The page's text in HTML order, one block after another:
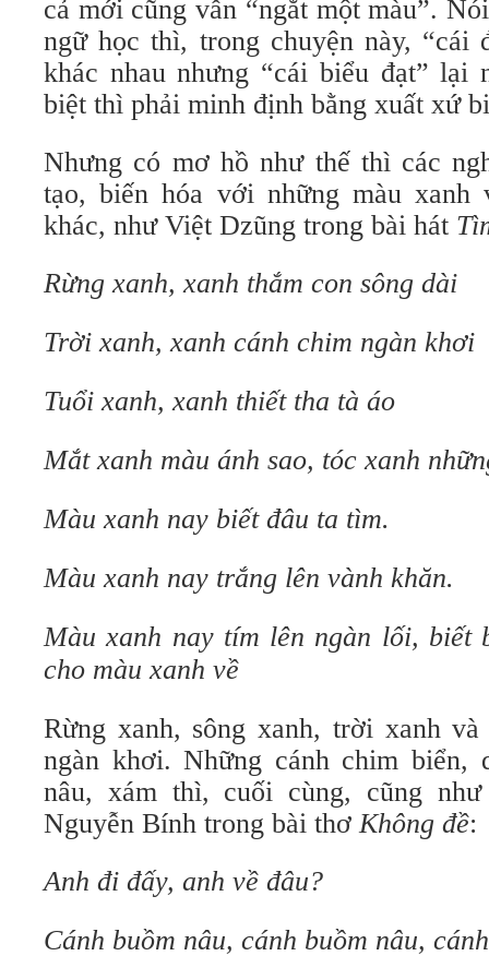
cả mới cũng vẫn “ngắt một màu”.
ngữ học thì, trong chuyện này, “cái
khác nhau nhưng “cái biểu đạt” lại
biệt thì phải minh định bằng xuất xứ
Nhưng có mơ hồ như thế thì các
tạo, biến hóa với những màu xanh
khác, như Việt Dzũng trong bài hát
Rừng xanh, xanh thắm con sông dài
Trời xanh, xanh cánh chim ngàn khơi
Tuổi xanh, xanh thiết tha tà áo
Mắt xanh màu ánh sao, tóc xanh
Màu xanh nay biết đâu ta tìm.
Màu xanh nay trắng lên vành khăn.
Màu xanh nay tím lên ngàn lối, biết
cho màu xanh về
Rừng xanh, sông xanh, trời xanh
ngàn khơi. Những cánh chim biển,
nâu, xám thì, cuối cùng, cũng
Nguyễn Bính trong bài thơKhông đề:
Anh đi đấy, anh về đâu?
Cánh buồm nâu, cánh buồm nâu,